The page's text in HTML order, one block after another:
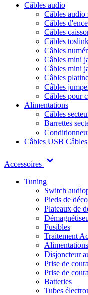
Câbles audio
Câbles audio
Câbles
Câbles
Câbles
Câbles
Câbles mini
Câbles mini
Câbles
Câbles
Câbles pour
Alimentations
Câbles
Barrettes
Câbles USB
Accessoires
Tuning
Switch
Pieds de
Plateaux de
Fusibles
Traitement
Disjoncteur
Prise de
Prise de
Batteries
Tubes